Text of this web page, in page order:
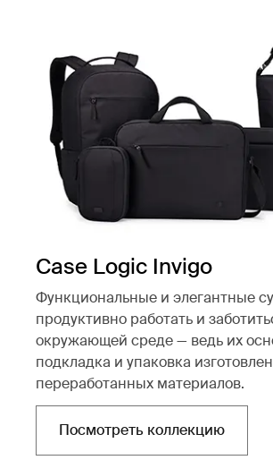
Case Logic Invigo
Функциональные и элегантные
продуктивно работать и
окружающей среде — ведь их
подкладка и упаковка
переработанных материалов.
Посмотреть коллекцию
Открывается в